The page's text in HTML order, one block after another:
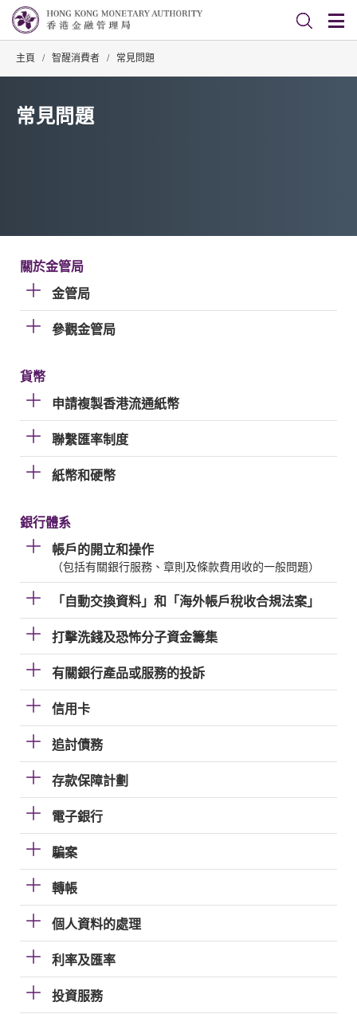
主頁 / 智醒消費者 / 常見問題
常見問題
關於金管局
金管局
參觀金管局
貨幣
申請複製香港流通紙幣
聯繫匯率制度
紙幣和硬幣
銀行體系
帳戶的開立和操作
（包括有關銀行服務、章則及條款費用收的一般問題）
「自動交換資料」和「海外帳戶稅收合規法案」
打擊洗錢及恐怖分子資金籌集
有關銀行產品或服務的投訴
信用卡
追討債務
存款保障計劃
電子銀行
騙案
轉帳
個人資料的處理
利率及匯率
投資服務